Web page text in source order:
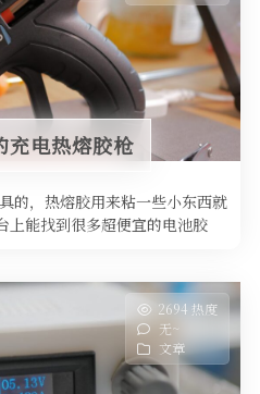
充电热熔胶枪
的，热熔胶用来粘一些小东西就
上能找到很多超便宜的电池胶
2694 热度
无~
文章